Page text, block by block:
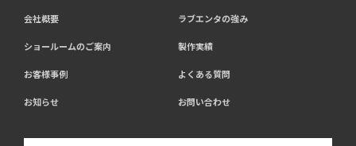
13-1 アクセス解析ツールについて、当社は、利用状況の
ィクス」を利用しています。Google アナリティクスは、
特定する情報は取得していません。収集される情報は、
す。
https://marketingplatform.google.com/about/analytics/
会社概要 ラブエンタの強み
ショールームのご案内 製作実績
お客様事例 よくある質問
お知らせ お問い合わせ